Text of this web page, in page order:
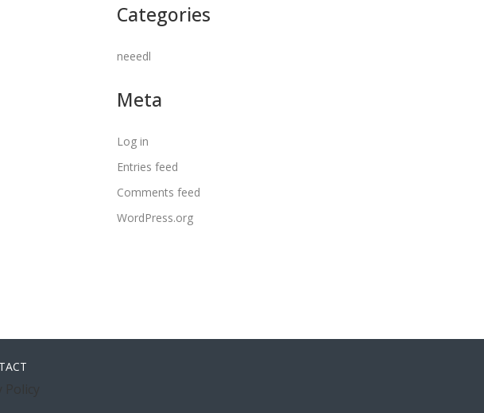
Categories
neeedl
Meta
Log in
Entries feed
Comments feed
WordPress.org